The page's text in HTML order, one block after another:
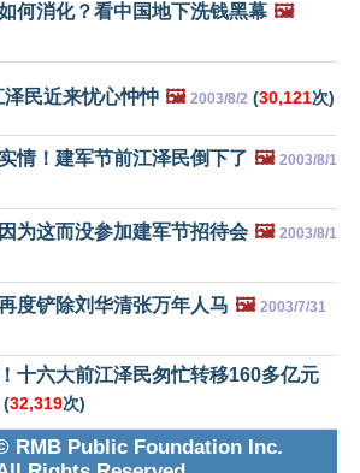
何消化？看中国地下洗钱黑幕 🖼️
民近来忧心忡忡 🖼️ 2003/8/2 (30,121次)
情！建军节前江泽民倒下了 🖼️ 2003/8/1
为这而没参加建军节招待会 🖼️ 2003/8/1
度铲除刘华清张万年人马 🖼️ 2003/7/31
十六大前江泽民匆忙转移160多亿元
(32,319次)
RMB Public Foundation Inc.